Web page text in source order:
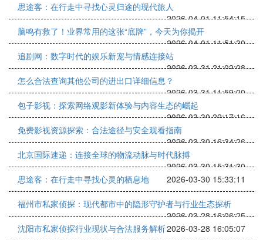
思途客：在行走中寻找心灵归途的现代旅人
2026-04-01 11:54:15
脑鸣有救了！业界常用的这张“底牌”，今天为你揭开
2026-04-01 11:51:30
追剧网：数字时代的娱乐新宠与情感连接站
2026-03-31 21:02:08
怎么合法查询其他公司的进出口详细信息？
2026-03-31 11:59:00
包子影视：探索网络观影新体验与内容生态的崛起
2026-03-30 22:17:16
免费影视资源探索：合法途径与安全观看指南
2026-03-30 16:34:26
北京国际速递：连接全球的物流动脉与时代脉搏
2026-03-30 15:31:30
思途客：在行走中寻找心灵的栖息地
2026-03-30 15:33:11
福州市私家侦探：现代都市中的隐形守护者与行业生态探析
2026-03-28 16:06:25
沈阳市私家侦探行业现状与合法服务解析2026-03-28 16:05:07